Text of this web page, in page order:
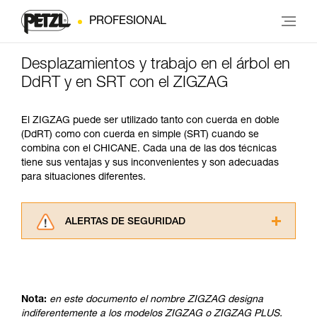
PROFESIONAL
Desplazamientos y trabajo en el árbol en
DdRT y en SRT con el ZIGZAG
El ZIGZAG puede ser utilizado tanto con cuerda en doble
(DdRT) como con cuerda en simple (SRT) cuando se
combina con el CHICANE. Cada una de las dos técnicas
tiene sus ventajas y sus inconvenientes y son adecuadas
para situaciones diferentes.
ALERTAS DE SEGURIDAD
comprender este complemento informativo.
Nota: en este documento el nombre ZIGZAG designa
indiferentemente a los modelos ZIGZAG o ZIGZAG PLUS.